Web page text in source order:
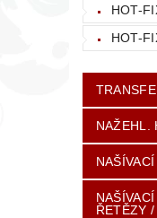
HOT-
HOT-
NAŽEHL.
ŘETĚZY